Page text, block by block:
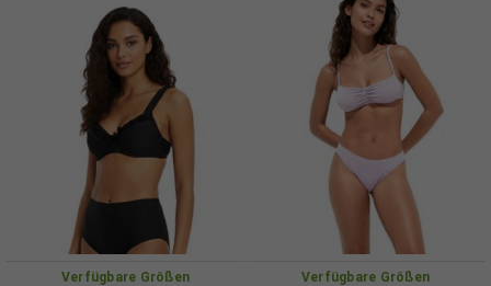
Verfügbare Größen Verfügbare Größen